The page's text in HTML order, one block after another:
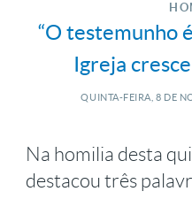
“O testemunho
Igreja
QUINTA-FEIRA, 8 DE
Na homilia desta
destacou três